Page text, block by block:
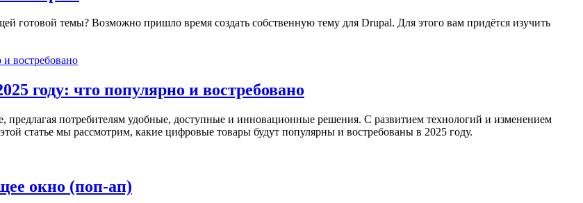
готовой темы? Возможно пришло время создать собственную тему для Drupal. Для этого вам придётся изучить
году: что популярно и востребовано
потребителям удобные, доступные и инновационные решения. С развитием технологий и изменением
статье мы рассмотрим, какие цифровые товары будут популярны и востребованы в 2025 году.
окно (поп-ап)